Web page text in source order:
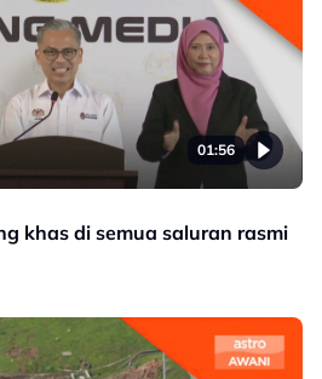
01:56
khas di semua saluran rasmi